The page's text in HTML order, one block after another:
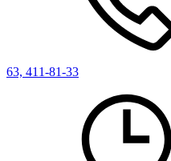
63, 411-81-33